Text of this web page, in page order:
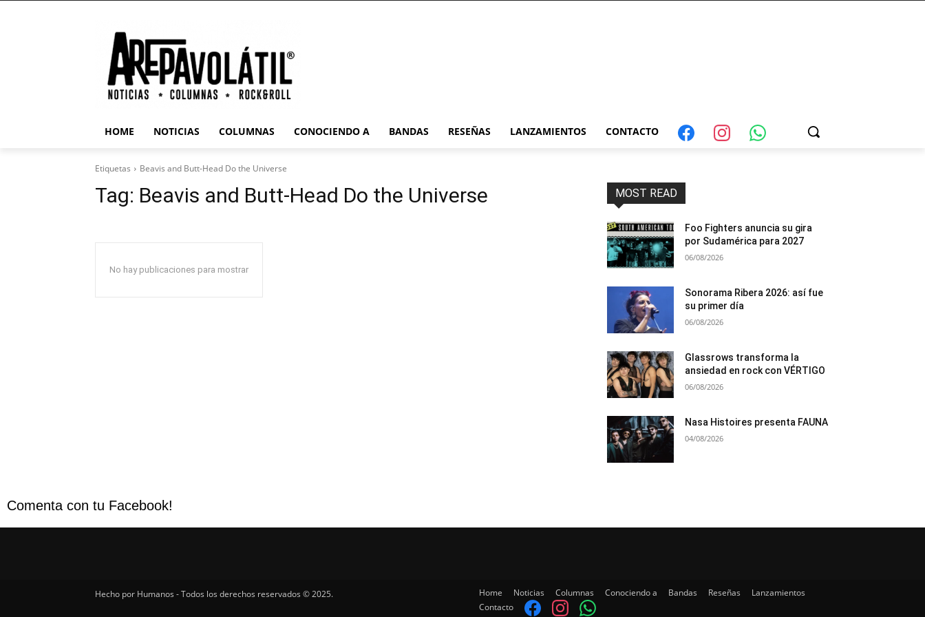
HOME NOTICIAS COLUMNAS CONOCIENDO A BANDAS RESEÑAS LANZAMIENTOS CONTACTO
Etiquetas Beavis and Butt-Head Do the Universe
Tag: Beavis and Butt-Head Do the Universe
No hay publicaciones para mostrar
MOST READ
Foo Fighters anuncia su gira
por Sudamérica para 2027
06/08/2026
Sonorama Ribera 2026: así fue
su primer día
06/08/2026
Glassrows transforma la
ansiedad en rock con VÉRTIGO
06/08/2026
Nasa Histoires presenta FAUNA
04/08/2026
Comenta con tu Facebook!
Hecho por Humanos - Todos los derechos reservados © 2025. Home Noticias Columnas Conociendo a Bandas Reseñas
Lanzamientos
Contacto